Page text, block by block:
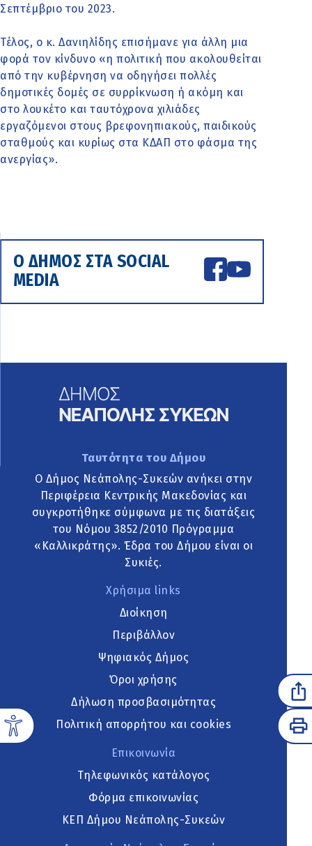
Σεπτέμβριο του 2023.
Τέλος, ο κ. Δανιηλίδης επισήμανε για άλλη μια
φορά τον κίνδυνο «η πολιτική που ακολουθείται
από την κυβέρνηση να οδηγήσει πολλές
δημοτικές δομές σε συρρίκνωση ή ακόμη και
στο λουκέτο και ταυτόχρονα χιλιάδες
εργαζόμενοι στους βρεφονηπιακούς, παιδικούς
σταθμούς και κυρίως στα ΚΔΑΠ στο φάσμα της
ανεργίας».
Ο ΔΗΜΟΣ ΣΤΑ SOCIAL
MEDIA
Ταυτότητα του Δήμου
Ο Δήμος Νεάπολης-Συκεών ανήκει στην
Περιφέρεια Κεντρικής Μακεδονίας και
συγκροτήθηκε σύμφωνα με τις διατάξεις
του Νόμου 3852/2010 Πρόγραμμα
«Καλλικράτης». Έδρα του Δήμου είναι οι
Συκιές.
Χρήσιμα links
Διοίκηση
Περιβάλλον
Ψηφιακός Δήμος
Όροι χρήσης
Δήλωση προσβασιμότητας
Πολιτική απορρήτου και cookies
Επικοινωνία
Τηλεφωνικός κατάλογος
Φόρμα επικοινωνίας
ΚΕΠ Δήμου Νεάπολης-Συκεών